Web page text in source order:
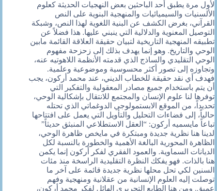
هو:
150 ج.
هو:
136 ج.
لأول مرة يطبق أحد الباحثين بعض النهجيات الحديثة كعلوم
الألسنيات والسيميائيات والمنهجية البنوية على النص
القرآني، بغرض الكشف عن البنية اللغوية لهذا النص، وشبكة
التوصيل المعنوية والدلالية التي ينبني عليها. هذا فضلاً عن
تطبيقه المنهجية التاريخية لتبيان حقيقة العلاقة القائمة مابين
الوحي والتاريخ. وهو إنما يهدف بذلك إلى زحزحة مفهوم
الوحي التقليدي والساذج الذي قدمته الأنظمة اللاهوتيه عنه،
وتجاوزه إلى تصور أكثر محسوسية وموضوعية وعلمية.
فهدف أي نقد حقيقة للخطاب الديني، عند محمد أركون، يجب
أن يتم باستخدا م جميع مصادر المعقولية والتفكير التي
توفرها لنا علوم الإنسان والمجتمع للانتقال بإشكالية الوحي،
تحديداً، من الموقع الابستمولوجي الدوغماتي الذي تحتله
حالياً، إلى فضاءات التحليل والتأويل التي يعمل على افتتاحها
تباعاً مايسميه أركون: “العقل الاستطلاعي المنبثق حديثاً”
لدينا هنا نظرية جديدة ومبتكرة في مايخص ظاهرة الوحي،
الظاهرة المحورية البالغة الأهمية والخطورة بالنسبة لكل
الديانات السماوية. والعمود الفقري لفكر أركون إنما يكمن
هنا بالذات. فهو يفكك النظرة التقليدية الراسخة منذ مئات
السنين لكي تحل محلها نظرية جديدة قائمة على آخر ما
توصلت إليه العلوم الإنسانية من عقلانية ومنهجية وفهم
عميق. ومن هنا الطابع التحريري الهائل لفكر محمد أركون،